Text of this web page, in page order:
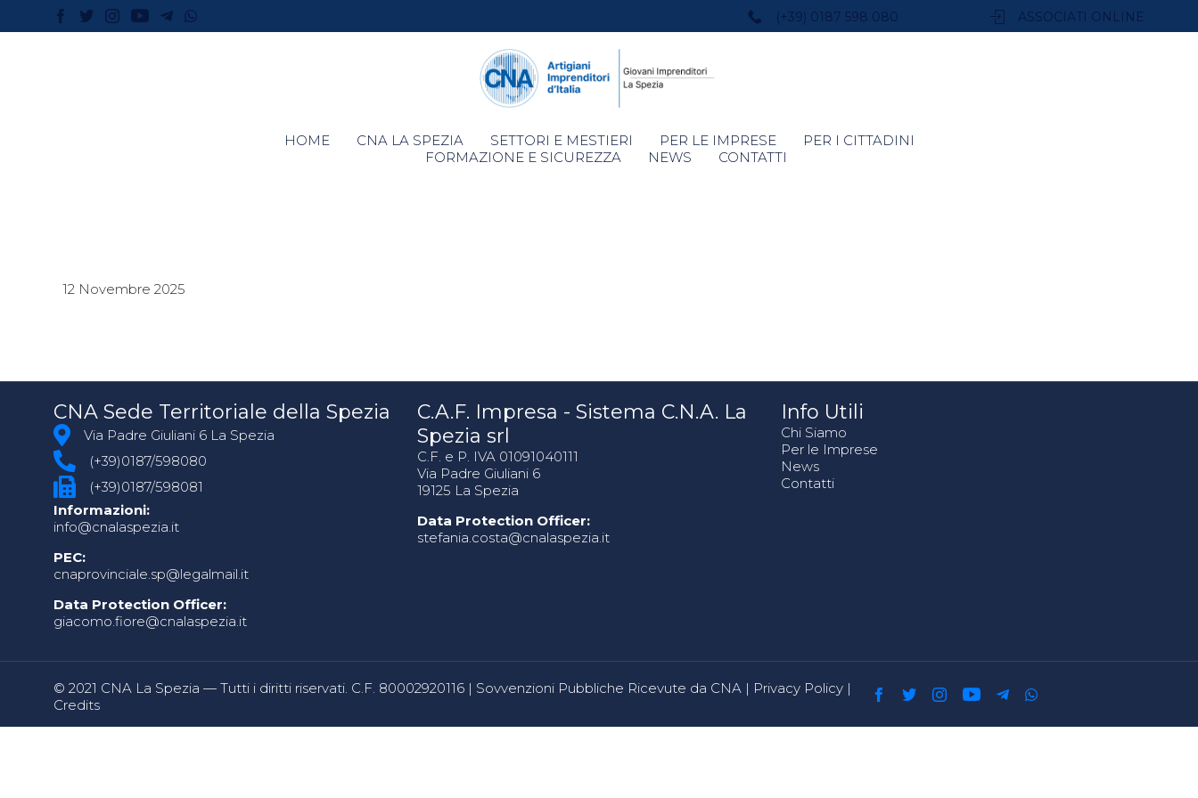
(+39) 0187 598 080 ASSOCIATI ONLINE
Skip
to
HOME CNA LA SPEZIA SETTORI E MESTIERI PER LE IMPRESE
PER I CITTADINI
FORMAZIONE E SICUREZZA
NEWS CONTATTI
12 Novembre 2025
CNA Sede Territoriale della Spezia
Via Padre Giuliani 6 La Spezia
(+39)0187/598080
(+39)0187/598081
Informazioni:
info@cnalaspezia.it
PEC:
cnaprovinciale.sp@legalmail.it
Data Protection Officer:
giacomo.fiore@cnalaspezia.it
C.A.F. Impresa - Sistema C.N.A. La
Spezia srl
C.F. e P. IVA 01091040111
Via Padre Giuliani 6
19125 La Spezia
Data Protection Officer:
stefania.costa@cnalaspezia.it
Info Utili
Chi Siamo
Per le Imprese
News
Contatti
© 2021 CNA La Spezia — Tutti i diritti riservati. C.F. 80002920116 | Sovvenzioni Pubbliche Ricevute da CNA | Privacy Policy |
Credits